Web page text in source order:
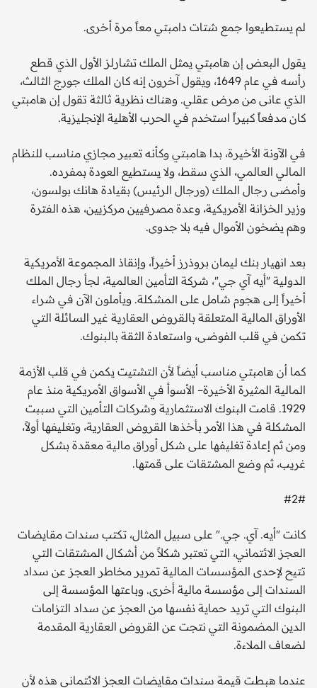
لم يستطيعوا جمع شتات دامبتي معاً مرة أخرى.
يقول البعض إن هامبتي يمثل الملك تشارلز الأول الذي قطع
رأسه في عام 1649، ويقول آخرون إنه كان الملك جورج الثالث،
الذي عانى من مرض عقلي. وهناك نظرية ثالثة تقول إن هامبتي
كان مدفعاً كبيراً استخدم في الحرب الأهلية الإنجليزية.
في الآونة الأخيرة، بدا هامبتي وكأنه تعبير مجازي مناسب للنظام
المالي العالمي، الذي سقط، ولا يستطيع العودة بمفرده.
وأمضى رجال الملك (ورجال الرئيس) بقيادة هانك بولسون،
وزير الخزانة الأمريكية، وعدة مصرفيين مركزيين، هذه الفترة
وهم يضخون الأموال فيه بلا جدوى.
بعد انهيار بنك ليمان بروذرز أخيراً، وإنقاذ المجموعة الأمريكية
الدولية "أيه آي جي"، شركة التأمين العالمية، لجأ رجال الملك
أخيراً إلى هجوم شامل على المشكلة. ويأملون الآن في شراء
الأوراق المالية المتعلقة بالقروض العقارية غير السائلة التي
تكمن في قلب الفوضى، واستعادة الثقة بالبنوك.
كما أن هامبتي مناسب أيضاً لأن التشتيت يكمن في قلب الأزمة
المالية المثيرة الأخيرة– الأسوأ في الأسواق الأمريكية منذ عام
1929. قامت البنوك الاستثمارية وشركات التأمين التي سببت
المشكلة في هذا الأمر بأخذها القروض العقارية، وتغليفها أولاً،
ومن ثم إعادة تغليفها على شكل أوراق مالية معقدة بشكل
غريب، ثم وضع المشتقات على قمتها.
#2#
كانت "أيه. آي. جي." على سبيل المثال، تكتب سندات مقايضات
العجز الائتماني، التي تعتبر شكلاً من أشكال المشتقات التي
تتيح لإحدى المؤسسات المالية تمرير مخاطر العجز عن سداد
السندات إلى مؤسسة مالية أخرى. وباعتها المؤسسة إلى
البنوك التي تريد حماية نفسها من العجز عن سداد التزامات
الدين المضمونة التي نتجت عن القروض العقارية المقدمة
لضعاف الملاءة.
عندما هبطت قيمة سندات مقايضات العجز الائتماني هذه لأن